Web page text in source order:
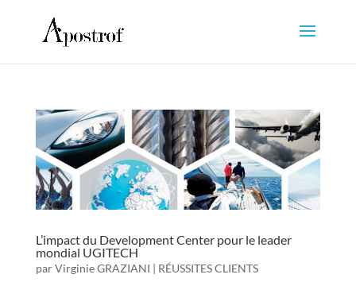
L’impact du Development Center pour le leader
mondial UGITECH
parVirginie GRAZIANI | RÉUSSITES CLIENTS